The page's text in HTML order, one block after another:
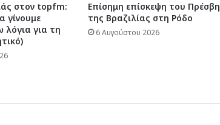
στον topfm:
γίνουμε
λόγια για τη
Επίσημη επίσκεψη του Πρέσβη
της Βραζιλίας στη Ρόδο
6 Αυγούστου 2026